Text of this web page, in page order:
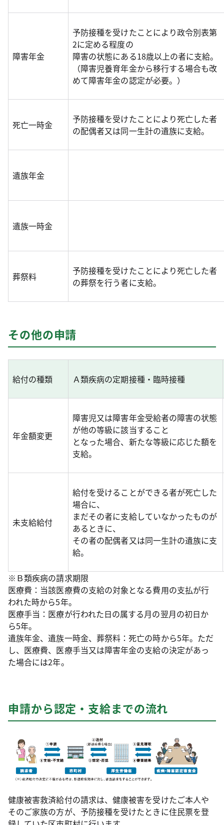
障害年金
予防接種を受けたことにより政令別表第
2に定める程度の
障害の状態にある18歳以上の者に支給。
（障害児養育年金から移行する場合も改
めて障害年金の認定が必要。）
死亡一時金
予防接種を受けたことにより死亡した者
の配偶者又は同一生計の遺族に支給。
遺族年金
遺族一時金
葬祭料
予防接種を受けたことにより死亡した者
の葬祭を行う者に支給。
その他の申請
給付の種類 Ａ類疾病の定期接種・臨時接種
年金額変更
障害児又は障害年金受給者の障害の状態
が他の等級に該当すること
となった場合、新たな等級に応じた額を
支給。
未支給給付
給付を受けることができる者が死亡した
場合に、
まだその者に支給していなかったものが
あるときに、
その者の配偶者又は同一生計の遺族に支
給。
※Ｂ類疾病の請求期限
医療費：当該医療費の支給の対象となる費用の支払が行
われた時から5年。
医療手当：医療が行われた日の属する月の翌月の初日か
ら5年。
遺族年金、遺族一時金、葬祭料：死亡の時から5年。ただ
し、医療費、医療手当又は障害年金の支給の決定があっ
た場合には2年。
申請から認定・支給までの流れ
健康被害救済給付の請求は、健康被害を受けたご本人や
そのご家族の方が、予防接種を受けたときに住民票を登